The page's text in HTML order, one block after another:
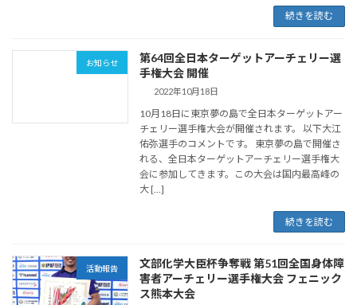
続きを読む
お知らせ
第64回全日本ターゲットアーチェリー選
手権大会 開催
2022年10月18日
10月18日に東京夢の島で全日本ターゲットアー
チェリー選手権大会が開催されます。 以下大江
佑弥選手のコメントです。 東京夢の島で開催さ
れる、全日本ターゲットアーチェリー選手権大
会に参加してきます。この大会は国内最高峰の
大 […]
続きを読む
活動報告
文部化学大臣杯争奪戦 第51回全国身体障
害者アーチェリー選手権大会 フェニック
ス熊本大会